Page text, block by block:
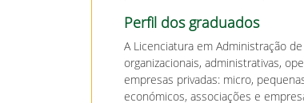
Perfil dos graduados
A Licenciatura em Administração
organizacionais, administrativas,
empresas privadas: micro,
económicos, associações e